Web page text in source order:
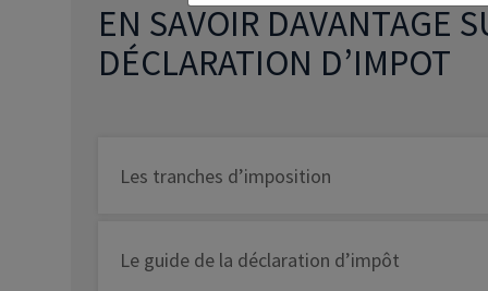
EN SAVOIR DAVANTAGE
DÉCLARATION D’IMPOT
Les tranches d’imposition
Le guide de la déclaration d’impôt